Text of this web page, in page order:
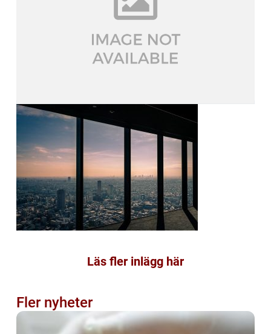
Läs fler inlägg här
Fler nyheter